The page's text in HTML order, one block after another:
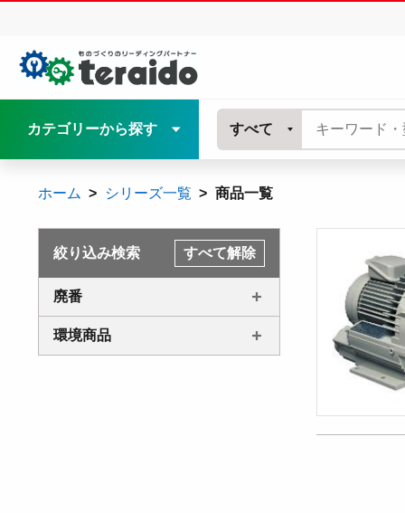
カテゴリーから探す すべて
ホーム シリーズ一覧 商品一覧
絞り込み検索 すべて解除
廃番
環境商品